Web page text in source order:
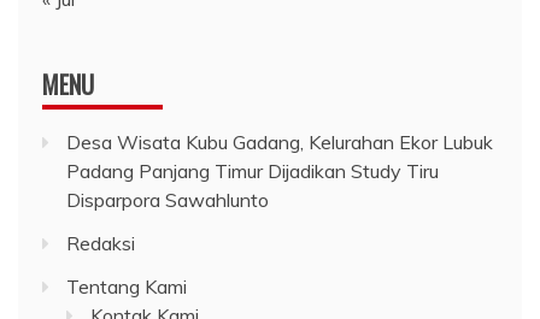
MENU
Desa Wisata Kubu Gadang, Kelurahan Ekor Lubuk
Padang Panjang Timur Dijadikan Study Tiru
Disparpora Sawahlunto
Redaksi
Tentang Kami